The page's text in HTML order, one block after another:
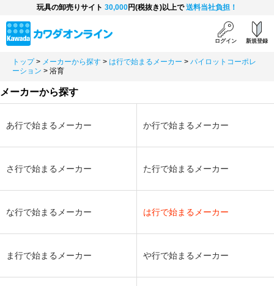
玩具の卸売りサイト 30,000円(税抜き)以上で送料当社負担！
ログイン 新規登録
トップ > メーカーから探す > は行で始まるメーカー > パイロットコーポレ
ーション > 浴育
メーカーから探す
あ行で始まるメーカー か行で始まるメーカー
さ行で始まるメーカー た行で始まるメーカー
な行で始まるメーカー は行で始まるメーカー
ま行で始まるメーカー や行で始まるメーカー